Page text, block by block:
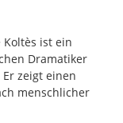
ist ein
Dramatiker
zeigt einen
menschlicher